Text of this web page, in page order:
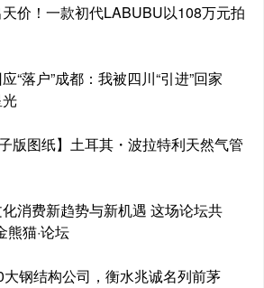
价！一款初代LABUBU以108万元拍
“落户”成都：我被四川“引进”回家
版图纸】土耳其・波拉特利天然气管
消费新趋势与新机遇 这场论坛共
熊猫·论坛
钢结构公司，衡水兆诚名列前茅